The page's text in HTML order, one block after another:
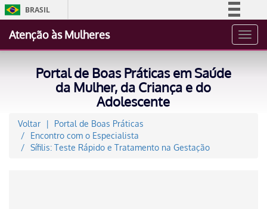
BRASIL
Acesso à informação
Atenção às Mulheres
Portal de Boas Práticas em Saúde
da Mulher, da Criança e do
Adolescente
Voltar
Portal de Boas Práticas
Encontro com o Especialista
Sífilis: Teste Rápido e Tratamento na Gestação